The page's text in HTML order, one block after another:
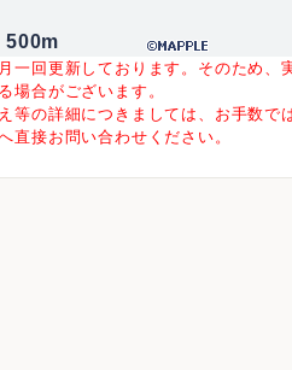
500m
一回更新しております。そのため、
場合がございます。
等の詳細につきましては、お手数で
直接お問い合わせください。